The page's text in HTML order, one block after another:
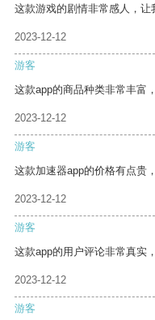
这款游戏的剧情非常感人，让
2023-12-12
游客
这款app的商品种类非常丰富
2023-12-12
游客
这款加速器app的价格有点贵
2023-12-12
游客
这款app的用户评论非常真实
2023-12-12
游客